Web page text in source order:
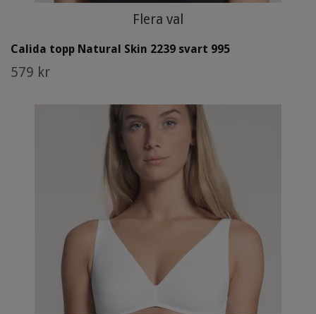
Flera val
Calida topp Natural Skin 2239 svart 995
579 kr